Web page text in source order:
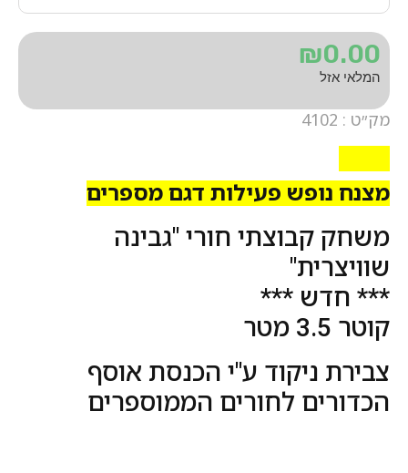
מק״ט : 4102
מצנח נופש פעילות דגם מספרים
משחק קבוצתי חורי "גבינה
שוויצרית"
*** חדש ***
קוטר 3.5 מטר
צבירת ניקוד ע"י הכנסת אוסף
הכדורים לחורים הממוספרים
₪0.00
המלאי אזל